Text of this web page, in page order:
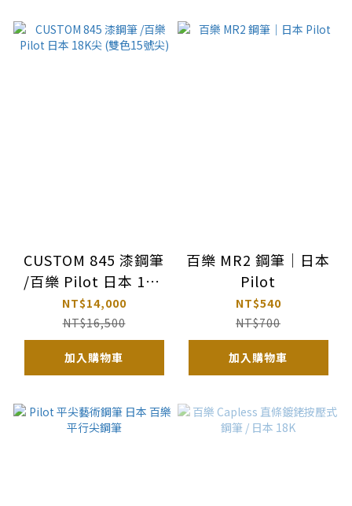
CUSTOM 845 漆鋼筆
/百樂 Pilot 日本 18K
尖 (雙色15號尖)
NT$14,000
NT$16,500
加入購物車
百樂 MR2 鋼筆｜日本
Pilot
NT$540
NT$700
加入購物車